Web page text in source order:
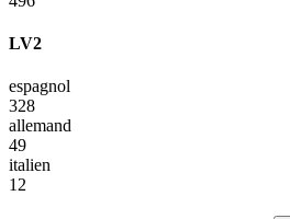
LV2
espagnol
328
allemand
49
italien
12